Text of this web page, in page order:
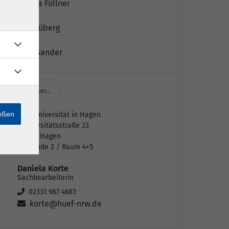
Alexandra Füllner
Sophie Rüberg
Claudia Sander
FernUniver…
FernUniversität in Hagen
Universitätsstraße 33
58097 Hagen
Gebäude 2 / Raum 4+5
Daniela Korte
Sachbearbeiterin
02331 987 4683
korte@huef-nrw.de